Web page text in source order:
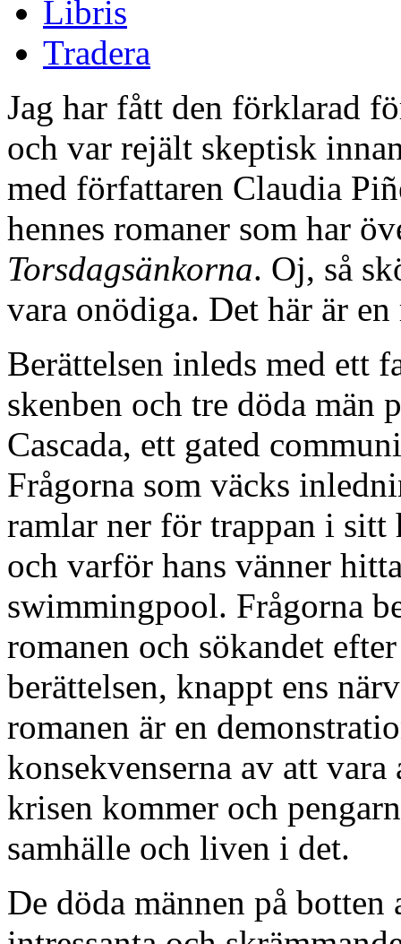
Libris
Tradera
Jag har fått den förklarad
och var rejält skeptisk
med författaren Claudia
hennes romaner som har
Torsdagsänkorna. Oj, så
vara onödiga. Det här är
Berättelsen inleds med ett
skenben och tre döda män
Cascada, ett gated
Frågorna som väcks
ramlar ner för trappan i sitt
och varför hans vänner
swimmingpool. Frågorna
romanen och sökandet
berättelsen, knappt ens
romanen är en
konsekvenserna av att
krisen kommer och
samhälle och liven i det.
De döda männen på